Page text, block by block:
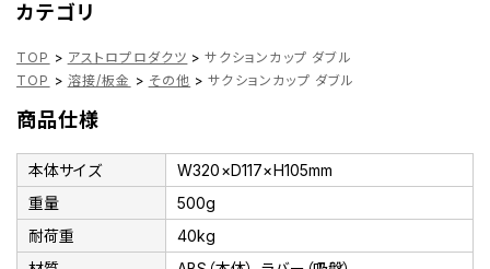
カテゴリ
TOP > アストロプロダクツ > サクションカップ ダブル
TOP > 溶接/板金 > その他 > サクションカップ ダブル
商品仕様
本体サイズ
W320×D117×H105mm
重量
500g
耐荷重
40kg